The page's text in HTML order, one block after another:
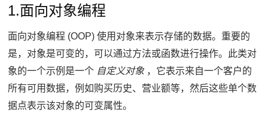
1.面向对象编程
面向对象编程 (OOP) 使用对象来表示存储的数据。 重要的
是，对象是可变的，可以通过方法或函数进行操作。 此类对
象的一个示例是一个 自定义对象 ，它表示来自一个客户的
所有可用数据，例如购买历史、营业额等，然后这些单个数
据点表示该对象的可变属性。